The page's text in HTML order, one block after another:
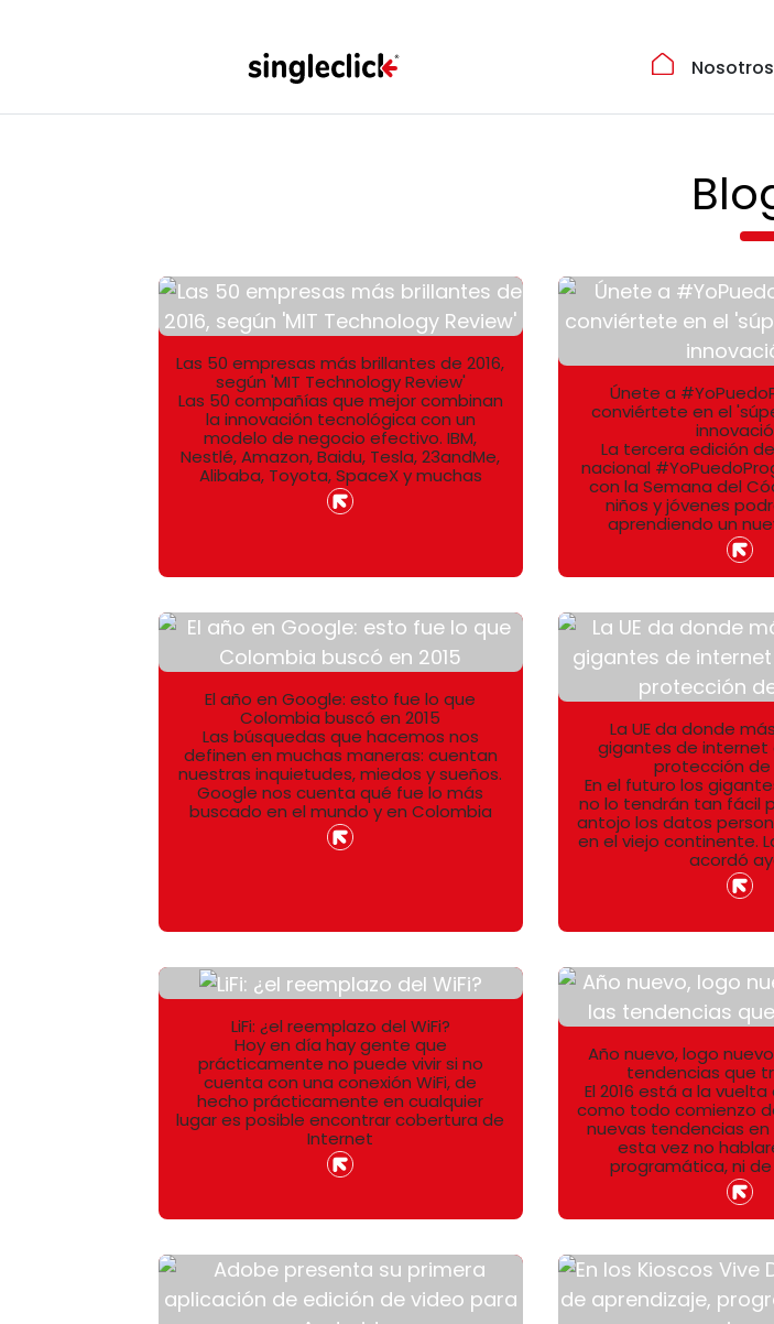
Nosotros
Las 50 empresas más brillantes de 2016,
según 'MIT Technology Review'
Las 50 compañías que mejor combinan
la innovación tecnológica con un
modelo de negocio efectivo. IBM,
Nestlé, Amazon, Baidu, Tesla, 23andMe,
Alibaba, Toyota, SpaceX y muchas
Únete a
conviértete en el
La tercera edición
nacional
con la Semana del
niños y jóvenes
aprendiendo un
El año en Google: esto fue lo que
Colombia buscó en 2015
Las búsquedas que hacemos nos
definen en muchas maneras: cuentan
nuestras inquietudes, miedos y sueños.
Google nos cuenta qué fue lo más
buscado en el mundo y en Colombia
La UE da donde
gigantes de internet
protección
En el futuro los
no lo tendrán tan fácil
antojo los datos
en el viejo continente.
acordó
LiFi: ¿el reemplazo del WiFi?
Hoy en día hay gente que
prácticamente no puede vivir si no
cuenta con una conexión WiFi, de
hecho prácticamente en cualquier
lugar es posible encontrar cobertura de
Internet
Año nuevo, logo
tendencias que
El 2016 está a la
como todo comienzo
nuevas tendencias en
esta vez no
programática, ni